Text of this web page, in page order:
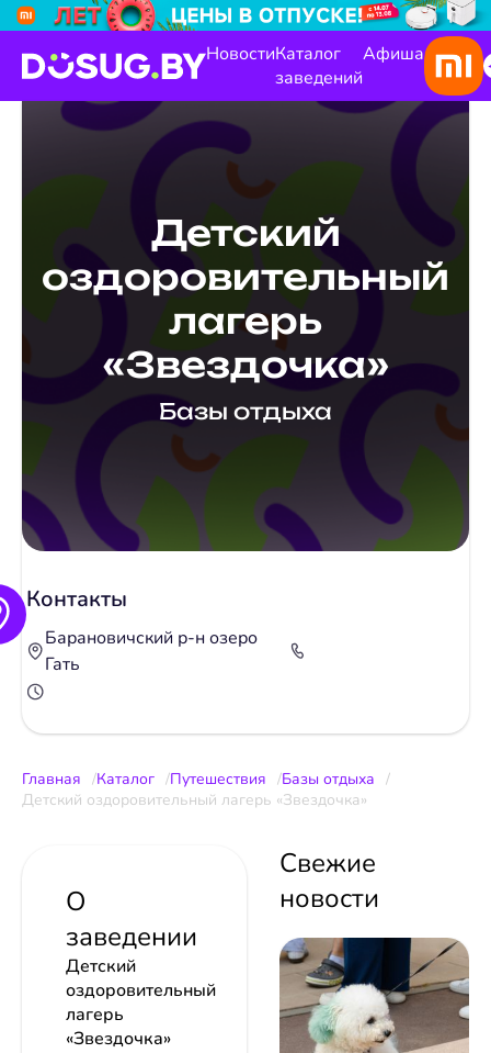
НовостиКаталог
заведений
Афиша
Детский
оздоровительный
лагерь
«Звездочка»
Базы отдыха
Контакты
Барановичский р-н озеро
Гать
Главная Каталог Путешествия
Базы отдыха
Детский оздоровительный лагерь «Звездочка»
О
заведении
Детский
оздоровительный
лагерь
«Звездочка»
Свежие
новости